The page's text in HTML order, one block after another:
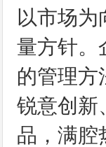
以市场
量方针。
的管理方
锐意创新
品，满腔